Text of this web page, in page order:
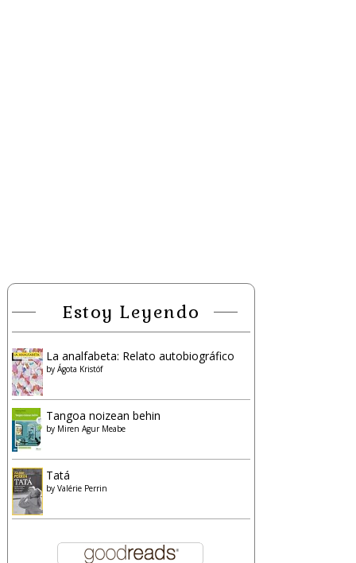
Estoy Leyendo
La analfabeta: Relato autobiográfico
by Ágota Kristóf
Tangoa noizean behin
by Miren Agur Meabe
Tatá
by Valérie Perrin